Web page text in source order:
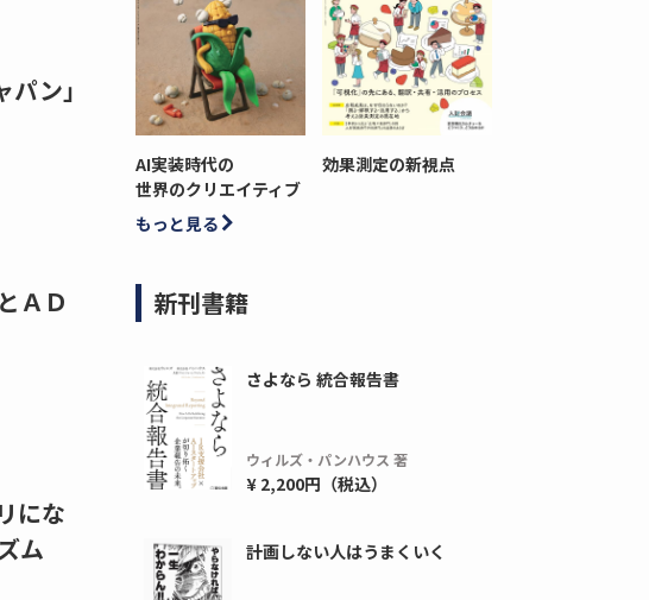
ン」
ＡＤ
にな
ム
AI実装時代の
世界のクリエイティブ
効果測定の新視点
もっと見る
新刊書籍
さよなら 統合報告書
ウィルズ・パンハウス 著
¥ 2,200円（税込）
計画しない人はうまくいく